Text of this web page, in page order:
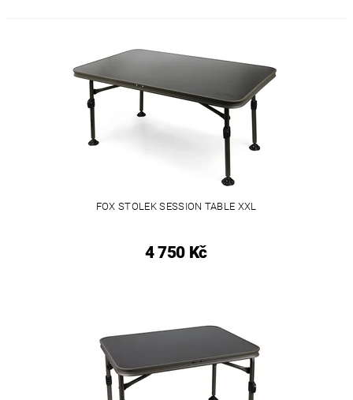
FOX STOLEK SESSION TABLE XXL
4 750 Kč